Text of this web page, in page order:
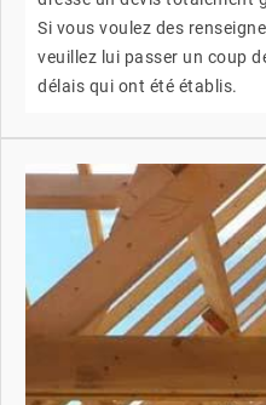
Si vous voulez des
veuillez lui passer un coup
délais qui ont été établis.